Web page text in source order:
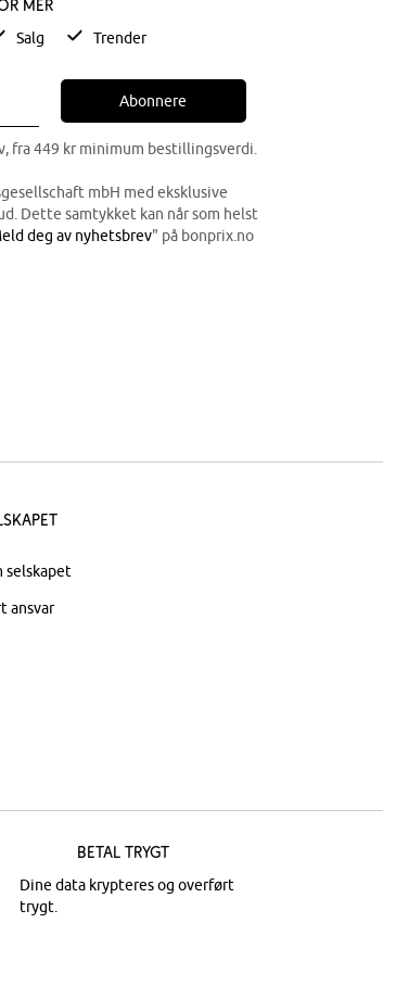
mer
Salg Trender
Abonnere
fra 449 kr minimum bestillingsverdi.
mbH med eksklusive
Dette samtykket kan når som helst
deg av nyhetsbrev" på bonprix.no
selskapet
ansvar
Betal trygt
Dine data krypteres og overført
trygt.